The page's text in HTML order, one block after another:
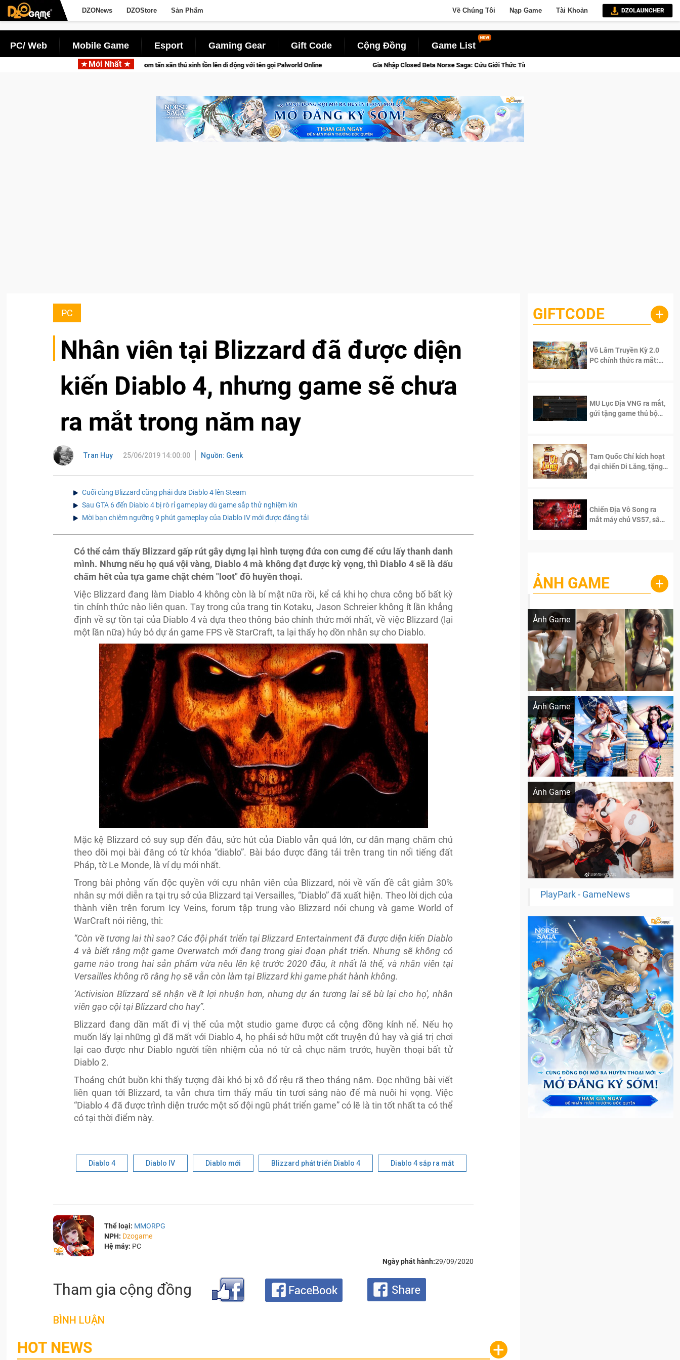
DZONews DZOStore Sản Phẩm Về Chúng Tôi Nạp Game Tài Khoản
PC/ Web Mobile Game Esport Gaming Gear Gift Code Cộng Đồng Game List
Mới Nhất
Pocketpair đưa bom tấn săn thú sinh tồn lên di động với tên gọi Palworld Online Gia Nhập Closed Beta Norse Saga: Cửu Giới Thức Tỉnh, Săn DJI Osmo Pocket 3 Ngay Hôm Nay
PC
Nhân viên tại Blizzard đã được diện
kiến Diablo 4, nhưng game sẽ chưa
ra mắt trong năm nay
Tran Huy 25/06/2019 14:00:00 Nguồn: Genk
Cuối cùng Blizzard cũng phải đưa Diablo 4 lên Steam
Sau GTA 6 đến Diablo 4 bị rò rỉ gameplay dù game sắp thử nghiệm kín
Mời bạn chiêm ngưỡng 9 phút gameplay của Diablo IV mới được đăng tải
Có thể cảm thấy Blizzard gấp rút gây dựng lại hình tượng đứa con cưng để cứu lấy thanh danh
mình. Nhưng nếu họ quá vội vàng, Diablo 4 mà không đạt được kỳ vọng, thì Diablo 4 sẽ là dấu
chấm hết của tựa game chặt chém "loot" đồ huyền thoại.
Việc Blizzard đang làm Diablo 4 không còn là bí mật nữa rồi, kể cả khi họ chưa công bố bất kỳ
tin chính thức nào liên quan. Tay trong của trang tin Kotaku, Jason Schreier không ít lần khẳng
định về sự tồn tại của Diablo 4 và dựa theo thông báo chính thức mới nhất, về việc Blizzard (lại
một lần nữa) hủy bỏ dự án game FPS về StarCraft, ta lại thấy họ dồn nhân sự cho Diablo.
Mặc kệ Blizzard có suy sụp đến đâu, sức hút của Diablo vẫn quá lớn, cư dân mạng chăm chú
theo dõi mọi bài đăng có từ khóa “diablo”. Bài báo được đăng tải trên trang tin nổi tiếng đất
Pháp, tờ Le Monde, là ví dụ mới nhất.
Trong bài phỏng vấn độc quyền với cựu nhân viên của Blizzard, nói về vấn đề cắt giảm 30%
nhân sự mới diễn ra tại trụ sở của Blizzard tại Versailles, “Diablo” đã xuất hiện. Theo lời dịch của
thành viên trên forum Icy Veins, forum tập trung vào Blizzard nói chung và game World of
WarCraft nói riêng, thì:
“Còn về tương lai thì sao? Các đội phát triển tại Blizzard Entertainment đã được diện kiến Diablo
4 và biết rằng một game Overwatch mới đang trong giai đoạn phát triển. Nhưng sẽ không có
game nào trong hai sản phẩm vừa nêu lên kệ trước 2020 đâu, ít nhất là thế, và nhân viên tại
Versailles không rõ rằng họ sẽ vẫn còn làm tại Blizzard khi game phát hành không.
‘Activision Blizzard sẽ nhận về ít lợi nhuận hơn, nhưng dự án tương lai sẽ bù lại cho họ', nhân
viên gạo cội tại Blizzard cho hay”.
Blizzard đang dần mất đi vị thế của một studio game được cả cộng đồng kính nể. Nếu họ
muốn lấy lại những gì đã mất với Diablo 4, họ phải sở hữu một cốt truyện đủ hay và giá trị chơi
lại cao được như Diablo người tiền nhiệm của nó từ cả chục năm trước, huyền thoại bất tử
Diablo 2.
Thoáng chút buồn khi thấy tượng đài khó bị xô đổ rệu rã theo tháng năm. Đọc những bài viết
liên quan tới Blizzard, ta vẫn chưa tìm thấy mẩu tin tươi sáng nào để mà nuôi hi vọng. Việc
“Diablo 4 đã được trình diện trước một số đội ngũ phát triển game” có lẽ là tin tốt nhất ta có thể
có tại thời điểm này.
Diablo 4 Diablo IV Diablo mới Blizzard phát triển Diablo 4 Diablo 4 sắp ra mắt
Thể loại: MMORPG
NPH: Dzogame
Hệ máy: PC
Ngày phát hành:29/09/2020
Tham gia cộng đồng
BÌNH LUẬN
HOT NEWS +
GIFTCODE +
Võ Lâm Truyền Kỳ 2.0
PC chính thức ra mắt:
MU Lục Địa VNG ra mắt,
gửi tặng game thủ bộ
Tam Quốc Chí kích hoạt
đại chiến Di Lăng, tặng
Chiến Địa Vô Song ra
mắt máy chủ VS57, sân
ẢNH GAME +
Ảnh Game
Lala Croft vừa nóng vừa xinh dưới nét vẽ
Ảnh Game
Khi AI Cosplay gái đẹp One Piece
Ảnh Game
Cosplay Xiangling siêu cute
PlayPark - GameNews